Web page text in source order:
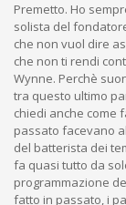
Premetto. Ho
solista del
che non vuol dire
che non ti rendi
Wynne. Perchè
tra questo ultimo
chiedi anche come
passato facevano
del batterista dei
fa quasi tutto da
programmazione
fatto in passato, i